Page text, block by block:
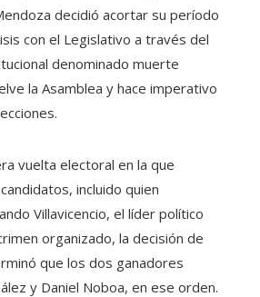
decidió acortar su período
con el Legislativo a través del
denominado muerte
la Asamblea y hace imperativo
vuelta electoral en la que
incluido quien
Villavicencio, el líder político
organizado, la decisión de
que los dos ganadores
y Daniel Noboa, en ese orden.